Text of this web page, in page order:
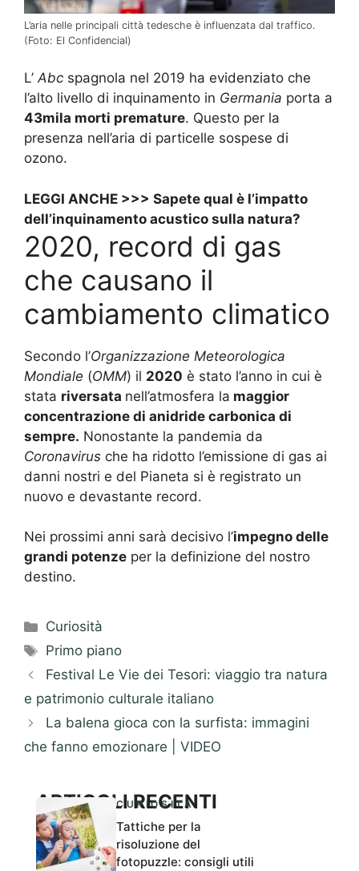
L’aria nelle principali città tedesche è influenzata dal traffico.
(Foto: El Confidencial)
L’Abc spagnola nel 2019 ha evidenziato che
l’alto livello di inquinamento in Germania porta a
43mila morti premature. Questo per la
presenza nell’aria di particelle sospese di
ozono.
LEGGI ANCHE >>> Sapete qual è l’impatto
dell’inquinamento acustico sulla natura?
2020, record di gas
che causano il
cambiamento climatico
Secondo l’Organizzazione Meteorologica
Mondiale (OMM) il 2020 è stato l’anno in cui è
stata riversata nell’atmosfera la maggior
concentrazione di anidride carbonica di
sempre. Nonostante la pandemia da
Coronavirus che ha ridotto l’emissione di gas ai
danni nostri e del Pianeta si è registrato un
nuovo e devastante record.
Nei prossimi anni sarà decisivo l’impegno delle
grandi potenze per la definizione del nostro
destino.
Categorie
Curiosità
Tag
Primo piano
Festival Le Vie dei Tesori: viaggio tra natura
e patrimonio culturale italiano
La balena gioca con la surfista: immagini
che fanno emozionare | VIDEO
ARTICOLI RECENTI
CURIOSITÀ
Tattiche per la
risoluzione del
fotopuzzle: consigli utili